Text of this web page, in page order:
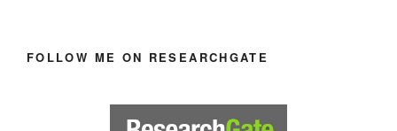
FOLLOW ME ON RESEARCHGATE